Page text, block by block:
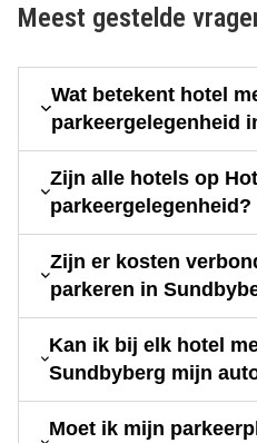
Meest gestelde
Wat betekent hotel
parkeergelegenheid
Zijn alle hotels op
parkeergelegenheid?
Zijn er kosten
parkeren in
Kan ik bij elk hotel
Sundbyberg mijn
Moet ik mijn